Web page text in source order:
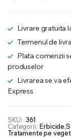
Livrare gratuita
Termenul de
Plata comenzii
produselor
Livrarea se va
Express
SKU: 361
Categorii: Erbicide,
Tratamente pe